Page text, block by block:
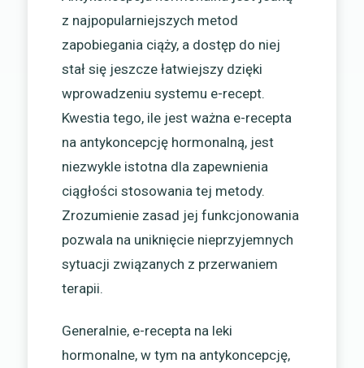
z najpopularniejszych metod
zapobiegania ciąży, a dostęp do niej
stał się jeszcze łatwiejszy dzięki
wprowadzeniu systemu e-recept.
Kwestia tego, ile jest ważna e-recepta
na antykoncepcję hormonalną, jest
niezwykle istotna dla zapewnienia
ciągłości stosowania tej metody.
Zrozumienie zasad jej funkcjonowania
pozwala na uniknięcie nieprzyjemnych
sytuacji związanych z przerwaniem
terapii.
Generalnie, e-recepta na leki
hormonalne, w tym na antykoncepcję,